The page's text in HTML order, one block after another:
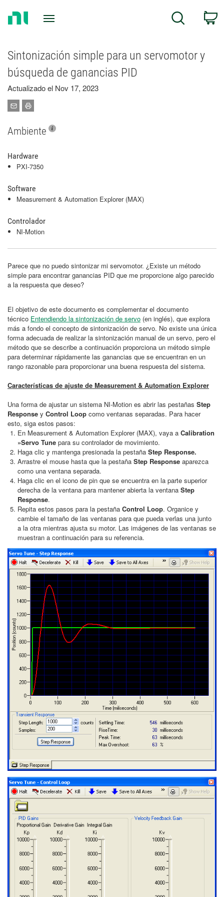
Search
Sintonización simple para un servomotor y
búsqueda de ganancias PID
Actualizado el Nov 17, 2023
Ambiente
Hardware
PXI-7350
Software
Measurement & Automation Explorer (MAX)
Controlador
NI-Motion
Parece que no puedo sintonizar mi servomotor. ¿Existe un método
simple para encontrar ganancias PID que me proporcione algo parecido
a la respuesta que deseo?
El objetivo de este documento es complementar el documento
técnico Entendiendo la sintonización de servo (en inglés), que explora
más a fondo el concepto de sintonización de servo. No existe una única
forma adecuada de realizar la sintonización manual de un servo, pero el
método que se describe a continuación proporciona un método simple
para determinar rápidamente las ganancias que se encuentran en un
rango razonable para proporcionar una buena respuesta del sistema.
Características de ajuste de Measurement & Automation Explorer
Una forma de ajustar un sistema NI-Motion es abrir las pestañas Step
Response y Control Loop como ventanas separadas. Para hacer
esto, siga estos pasos:
En Measurement & Automation Explorer (MAX), vaya a Calibration
»Servo Tune para su controlador de movimiento.
Haga clic y mantenga presionada la pestaña Step Response.
Arrastre el mouse hasta que la pestaña Step Response aparezca
como una ventana separada.
Haga clic en el icono de pin que se encuentra en la parte superior
derecha de la ventana para mantener abierta la ventana Step
Response.
Repita estos pasos para la pestaña Control Loop. Organice y
cambie el tamaño de las ventanas para que pueda verlas una junto
a la otra mientras ajusta su motor. Las imágenes de las ventanas se
muestran a continuación para su referencia.